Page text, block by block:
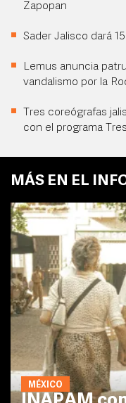
Zapopan
Sader Jalisco dará
Lemus anuncia
vandalismo por la
Tres coreógrafas
con el programa
MÁS EN EL
MÉXICO